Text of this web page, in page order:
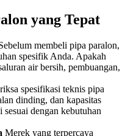
yang Tepat
membeli pipa paralon,
spesifik Anda. Apakah
air bersih, pembuangan,
spesifikasi teknis pipa
dinding, dan kapasitas
dengan kebutuhan
Merek yang terpercaya